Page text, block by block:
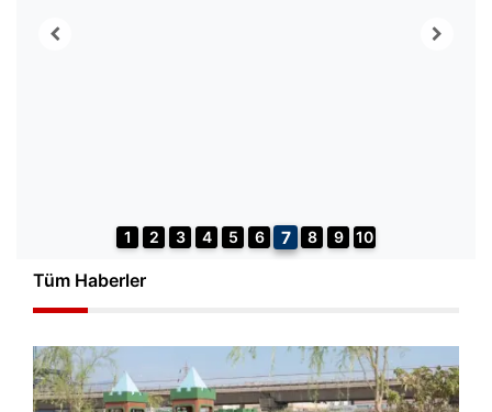
1 2 3 4 5 6 7 8 9 10
Tüm Haberler